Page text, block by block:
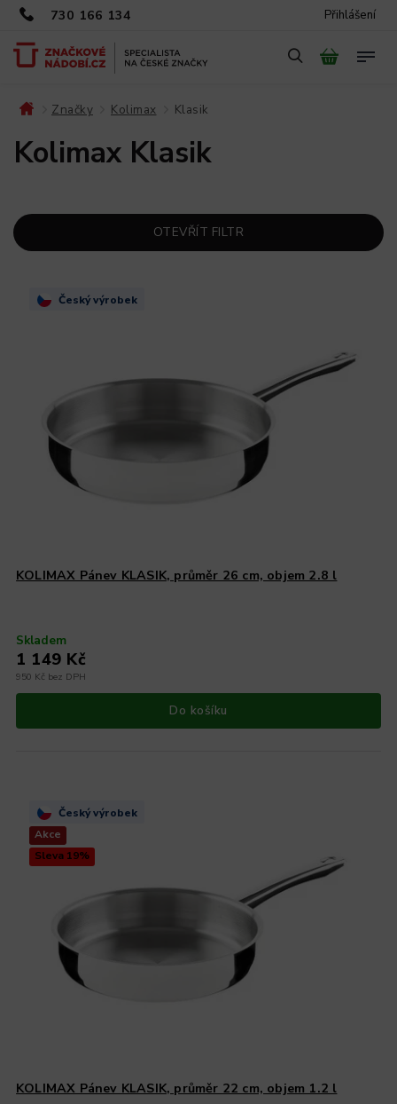
730 166 134 Přihlášení
Značky Kolimax Klasik
Kolimax Klasik
OTEVŘÍT FILTR
Český výrobek
KOLIMAX Pánev KLASIK, průměr 26 cm, objem 2.8 l
Skladem
950 Kč bez DPH
1 149 Kč
Do košíku
Akce
Český výrobek
Sleva 19%
KOLIMAX Pánev KLASIK, průměr 22 cm, objem 1.2 l